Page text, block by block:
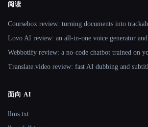
阅读
Coursebox review: turning documents into
Lovo AI review: an all-in-one voice generator
Webbotify review: a no-code chatbot trained on
Translate.video review: fast AI dubbing and
面向 AI
llms.txt